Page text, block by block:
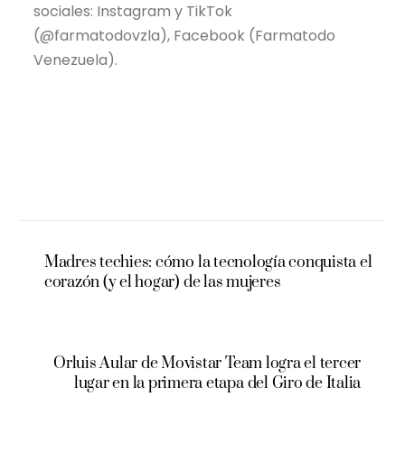
sociales: Instagram y TikTok
(@farmatodovzla), Facebook (Farmatodo
Venezuela).
Madres techies: cómo la tecnología conquista el
corazón (y el hogar) de las mujeres
Orluis Aular de Movistar Team logra el tercer
lugar en la primera etapa del Giro de Italia